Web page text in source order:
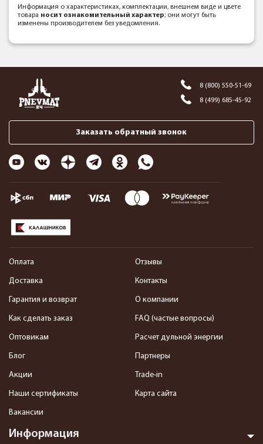
Информация о характеристиках, комплектации, внешнем виде и цвете
товара носит ознакомительный характер; они могут быть
изменены производителем без уведомления.
8 (800) 550-51-69
8 (499) 685-45-92
Заказать обратный звонок
Информация
Оплата
Доставка
Гарантия и возврат
Как сделать заказ
Оптовикам
Блог
Акции
Наши сертификаты
Вакансии
Отзывы
Контакты
О компании
FAQ (частые вопросы)
Расчет дульной энергии
Партнеры
Trade-in
Карта сайта